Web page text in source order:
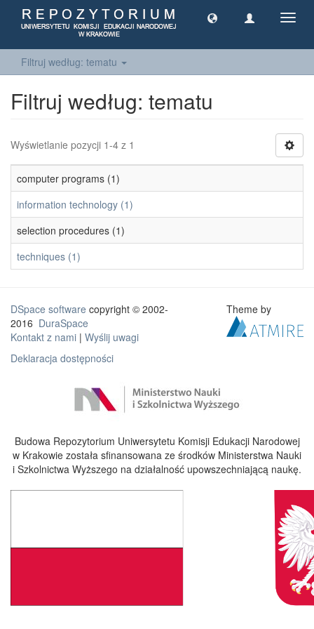
Filtruj według: tematu
Filtruj według: tematu
Wyświetlanie pozycji 1-4 z 1
computer programs (1)
information technology (1)
selection procedures (1)
techniques (1)
DSpace software copyright © 2002-
2016 DuraSpace
Kontakt z nami | Wyślij uwagi
Deklaracja dostępności
Theme by
Budowa Repozytorium Uniwersytetu Komisji Edukacji Narodowej
w Krakowie została sfinansowana ze środków Ministerstwa Nauki
i Szkolnictwa Wyższego na działalność upowszechniającą naukę.